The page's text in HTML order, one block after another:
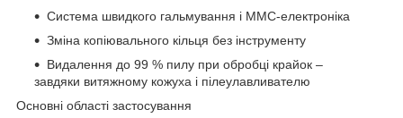
Система швидкого гальмування і ММС-електроніка
Зміна копіювального кільця без інструменту
Видалення до 99 % пилу при обробці крайок –
завдяки витяжному кожуха і пілеулавливателю
Основні області застосування